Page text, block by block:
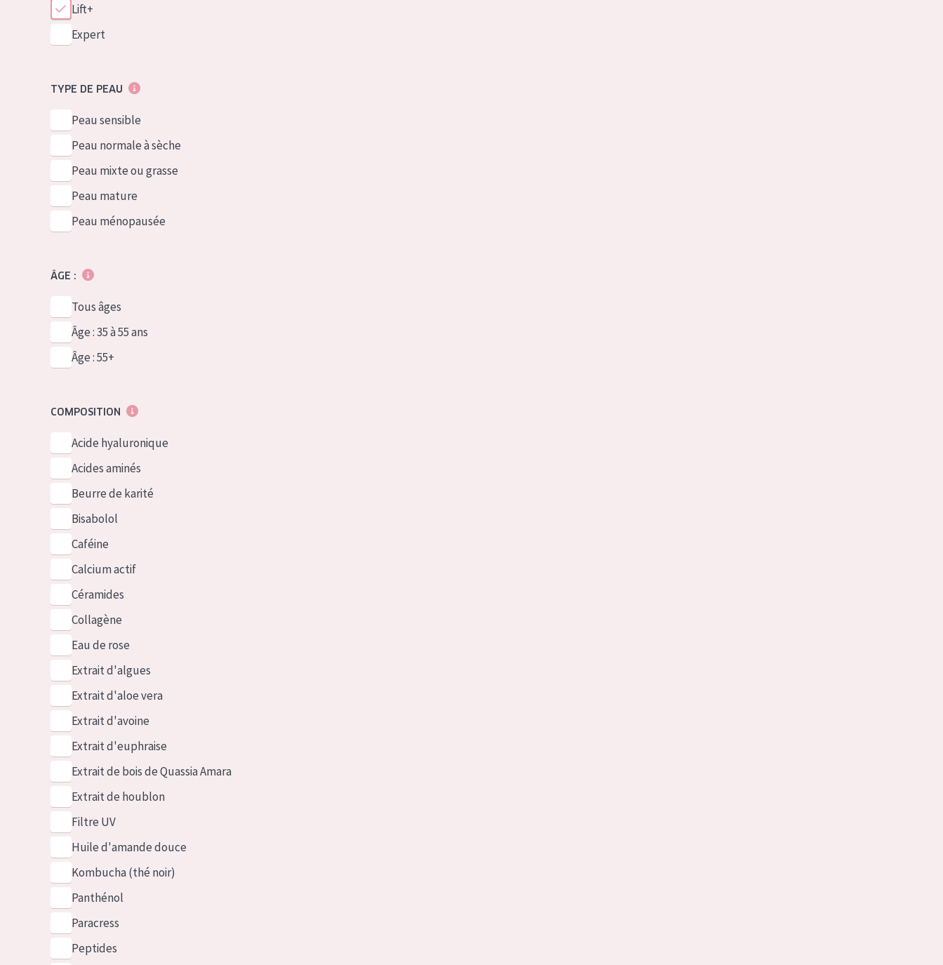
Lift+
Expert
TYPE DE PEAU
Peau sensible
Peau normale à sèche
Peau mixte ou grasse
Peau mature
Peau ménopausée
ÂGE :
Tous âges
Âge : 35 à 55 ans
Âge : 55+
COMPOSITION
Acide hyaluronique
Acides aminés
Beurre de karité
Bisabolol
Caféine
Calcium actif
Céramides
Collagène
Eau de rose
Extrait d'algues
Extrait d'aloe vera
Extrait d'avoine
Extrait d'euphraise
Extrait de bois de Quassia Amara
Extrait de houblon
Filtre UV
Huile d'amande douce
Kombucha (thé noir)
Panthénol
Paracress
Peptides